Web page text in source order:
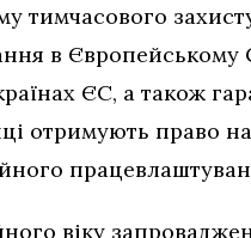
тимчасового
в
ЄС, а також
отримують право
віку